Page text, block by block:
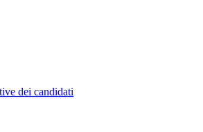
dei candidati